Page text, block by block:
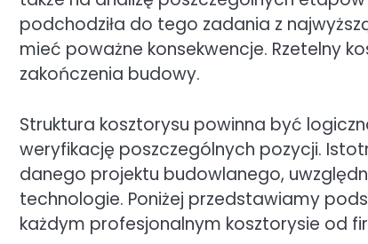
podchodziła do tego zadania z
mieć poważne konsekwencje. Rzetelny
zakończenia budowy.
Struktura kosztorysu powinna być
weryfikację poszczególnych pozycji.
danego projektu budowlanego,
technologie. Poniżej przedstawiamy
każdym profesjonalnym kosztorysie od